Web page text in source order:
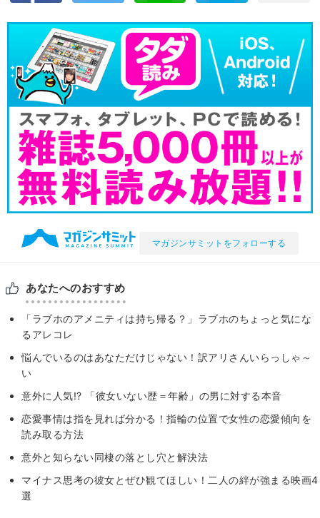
マガジンサミットをフォローする
あなたへのおすすめ
「ラブホのアメニティは持ち帰る？」ラブホのちょっと気にな
るアレコレ
悩んでいるのはあなただけじゃない！訳アリさんいらっしゃ～
い
意外に人気!? 「彼女いない歴＝年齢」の男に対する本音
恋愛事情は指を見れば分かる！指輪の位置で女性の恋愛傾向を
読み取る方法
意外と知らない同棲の落とし穴と解決法
マイナス思考の彼女とぜひ観てほしい！二人の絆が強まる映画4
選